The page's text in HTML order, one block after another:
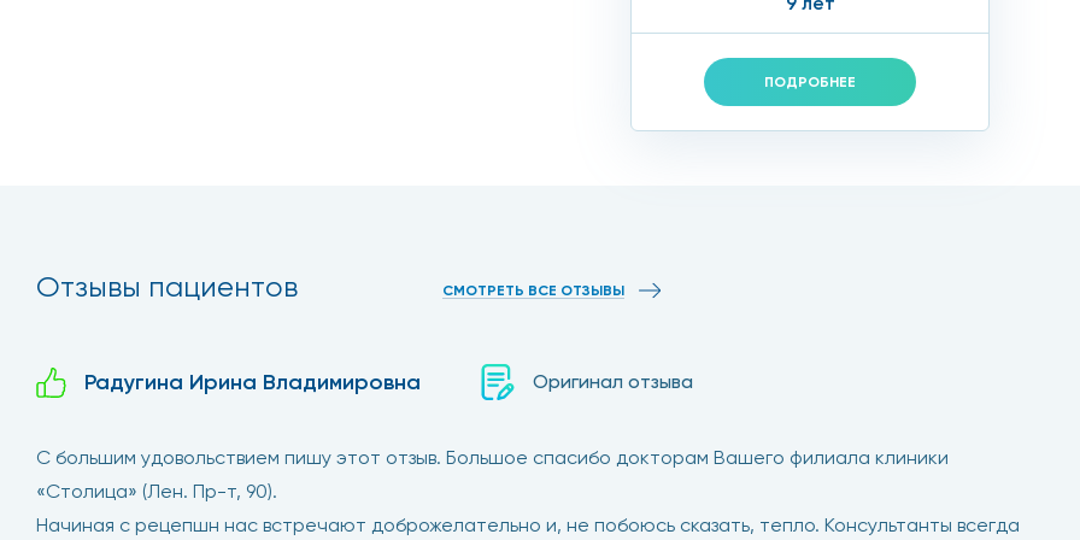
ПОДРОБНЕЕ
Отзывы пациентов СМОТРЕТЬ ВСЕ ОТЗЫВЫ
Радугина Ирина Владимировна Оригинал отзыва
С большим удовольствием пишу этот отзыв. Большое спасибо докторам Вашего филиала клиники
«Столица» (Лен. Пр-т, 90).
Начиная с рецепшн нас встречают доброжелательно и, не побоюсь сказать, тепло. Консультанты всегда